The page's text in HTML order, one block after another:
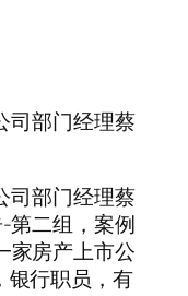
司部门经理蔡
司部门经理蔡
第二组，案例
家房产上市公
银行职员，有